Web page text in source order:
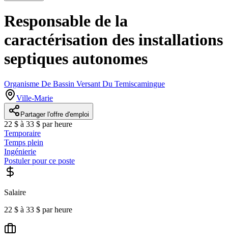
Responsable de la
caractérisation des installations
septiques autonomes
Organisme De Bassin Versant Du Temiscamingue
Ville-Marie
Partager l'offre d'emploi
22 $ à 33 $ par heure
Temporaire
Temps plein
Ingénierie
Postuler pour ce poste
Salaire
22 $ à 33 $ par heure